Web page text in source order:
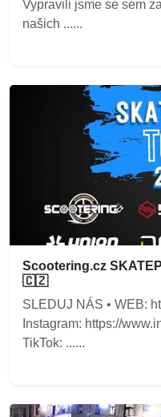
Vypravili jsme se sem
našich ......
Scootering.cz
🇨🇿
SLEDUJ NÁS • WEB:
Instagram: https://
TikTok: ......